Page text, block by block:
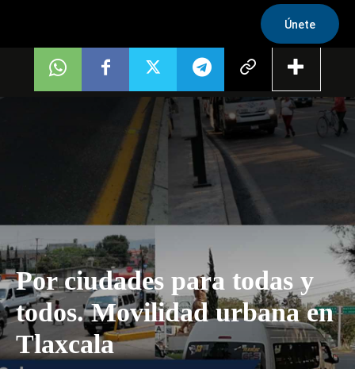
Únete
Por ciudades para todas y
todos. Movilidad urbana en
Tlaxcala